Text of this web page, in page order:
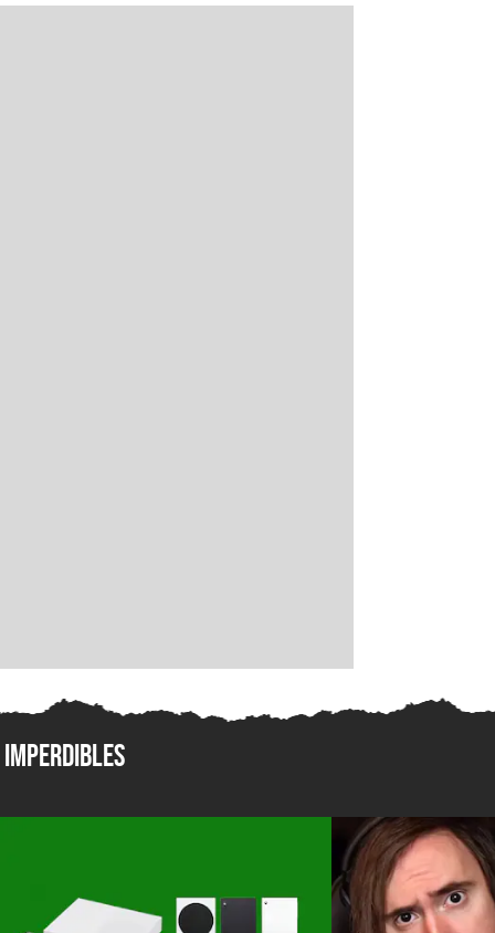
Imperdibles